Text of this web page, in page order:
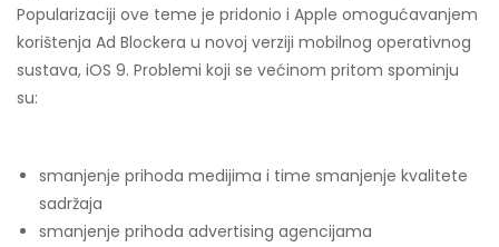
Popularizaciji ove teme je pridonio i Apple omogućavanjem
korištenja Ad Blockera u novoj verziji mobilnog operativnog
sustava, iOS 9. Problemi koji se većinom pritom spominju
su:
smanjenje prihoda medijima i time smanjenje kvalitete
sadržaja
smanjenje prihoda advertising agencijama